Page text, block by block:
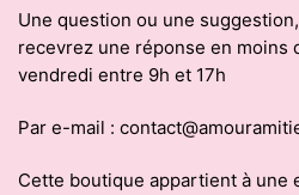
Une question ou une
recevrez une réponse en moins
vendredi entre 9h et 17h
Par e-mail :
Cette boutique appartient à une